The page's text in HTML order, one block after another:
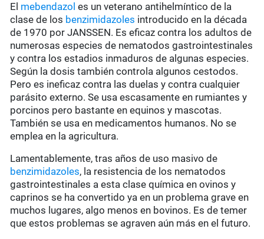
El mebendazol es un veterano antihelmíntico de la
clase de los benzimidazoles introducido en la década
de 1970 por JANSSEN. Es eficaz contra los adultos de
numerosas especies de nematodos gastrointestinales
y contra los estadios inmaduros de algunas especies.
Según la dosis también controla algunos cestodos.
Pero es ineficaz contra las duelas y contra cualquier
parásito externo. Se usa escasamente en rumiantes y
porcinos pero bastante en equinos y mascotas.
También se usa en medicamentos humanos. No se
emplea en la agricultura.
Lamentablemente, tras años de uso masivo de
benzimidazoles, la resistencia de los nematodos
gastrointestinales a esta clase química en ovinos y
caprinos se ha convertido ya en un problema grave en
muchos lugares, algo menos en bovinos. Es de temer
que estos problemas se agraven aún más en el futuro.